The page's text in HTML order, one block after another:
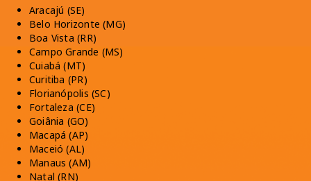
Aracajú (SE)
Belo Horizonte (MG)
Boa Vista (RR)
Campo Grande (MS)
Cuiabá (MT)
Curitiba (PR)
Florianópolis (SC)
Fortaleza (CE)
Goiânia (GO)
Macapá (AP)
Maceió (AL)
Manaus (AM)
Natal (RN)